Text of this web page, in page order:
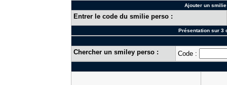
Ajouter un
Entrer le code du smilie perso :
Présentation sur 3
Chercher un smiley perso : Code :